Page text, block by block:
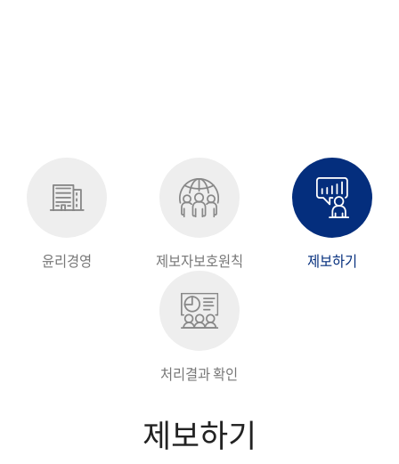
윤리경영 제보자보호원칙 제보하기
처리결과 확인
제보하기